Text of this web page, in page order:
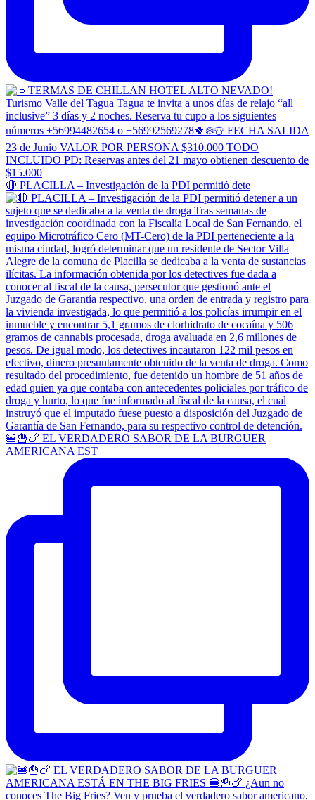
🔴 PLACILLA – Investigación de la PDI permitió dete
🍔🍟🍗 EL VERDADERO SABOR DE LA BURGUER
AMERICANA EST